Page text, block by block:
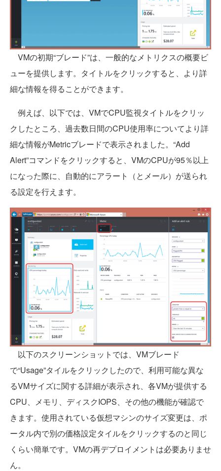
VMの初期“ブレード”は、一般的なメトリクスの概要ビ
ューを提供します。タイトルをクリックすると、より詳
細な情報を得ることができます。
例えば、以下では、VMでCPU監視タイトルをクリッ
クしたところ、過去数日間のCPU使用率についてより詳
細な情報がMetricブレードで表示されました。“Add
Alert”コマンドをクリックすると、VMのCPUが95％以上
になった際に、自動的にアラート（とメール）が送られ
る設定を行えます。
以下のスクリーンショットでは、VMブレード
で“Usage”タイルをクリックしたので、利用可能な異な
るVMサイズに関する詳細が表示され、各VMが提供する
CPU、メモリ、ディスクIOPS、その他の機能が確認で
きます。使用されている仮想マシンのサイズ変更は、ポ
ータル内で別の価格設定タイルをクリックするのと同じ
くらい簡単です。VMの再デプロイメントは必要ありませ
ん。